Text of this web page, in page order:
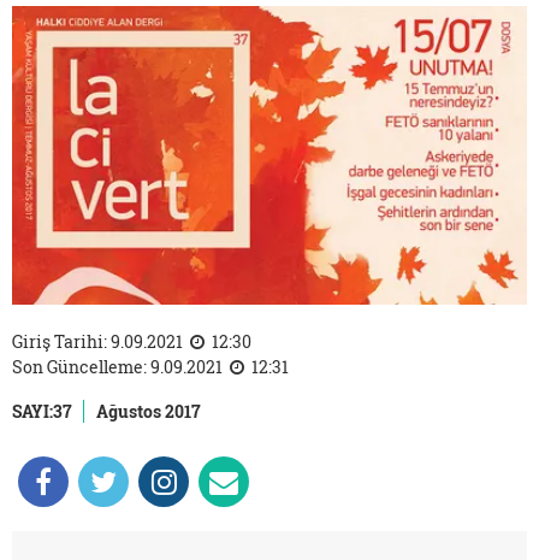
Giriş Tarihi: 9.09.2021
12:30
Son Güncelleme: 9.09.2021
12:31
SAYI:37
Ağustos 2017